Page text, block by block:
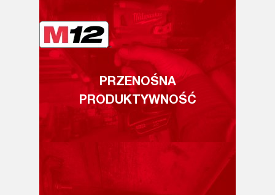
PRZENOŚNA
PRODUKTYWNOŚĆ